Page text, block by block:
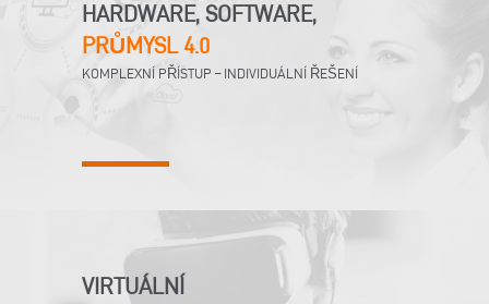
HARDWARE, SOFTWARE,
PRŮMYSL 4.0
KOMPLEXNÍ PŘÍSTUP – INDIVIDUÁLNÍ ŘEŠENÍ
VIRTUÁLNÍ